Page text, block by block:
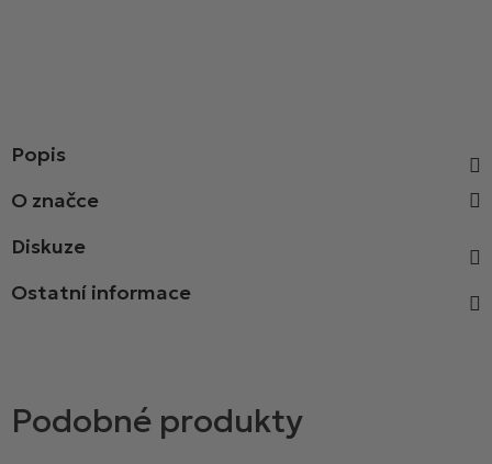
Popis
Diskuze
Ostatní informace